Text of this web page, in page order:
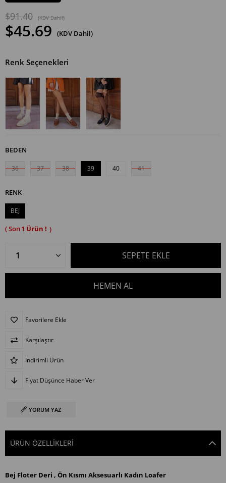
$91.40 (KDV Dahil)
$45.69 (KDV Dahil)
Renk Seçenekleri
BEDEN
1
36 37 38 39 40 41
RENK
BEJ
Favorilere Ekle
Karşılaştır
İndirimli Ürün
Fiyat Düşünce Haber Ver
YORUM YAZ
ÜRÜN ÖZELLIKLERI
Bej Floter Deri , Ön Kısmı Aksesuarlı Kadın Loafer